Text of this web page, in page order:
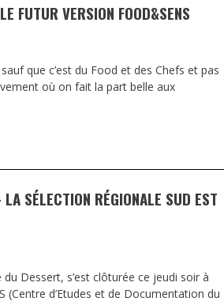
FUTUR VERSION FOOD&SENS
que c’est du Food et des Chefs et pas
où on fait la part belle aux
SÉLECTION RÉGIONALE SUD EST
Dessert, s’est clôturée ce jeudi soir à
(Centre d’Etudes et de Documentation du